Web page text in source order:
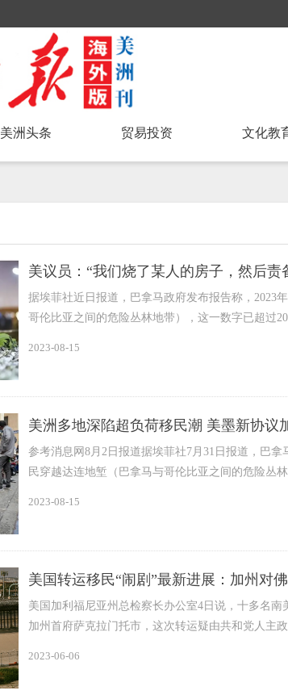
美洲头条 贸易投资 文化教
美议员：“我们烧了某人的房子，然后责
据埃菲社近日报道，巴拿马政府发布报告称，2023
哥伦比亚之间的危险丛林地带），这一数字已超过
2023-08-15
美洲多地深陷超负荷移民潮 美墨新协议
参考消息网8月2日报道据埃菲社7月31日报道，巴拿
民穿越达连地堑（巴拿马与哥伦比亚之间的危险丛
2023-08-15
美国转运移民“闹剧”最新进展：加州对
美国加利福尼亚州总检察长办公室4日说，十多名
加州首府萨克拉门托市，这次转运疑由共和党人主
2023-06-06